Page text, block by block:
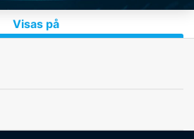
Visas på